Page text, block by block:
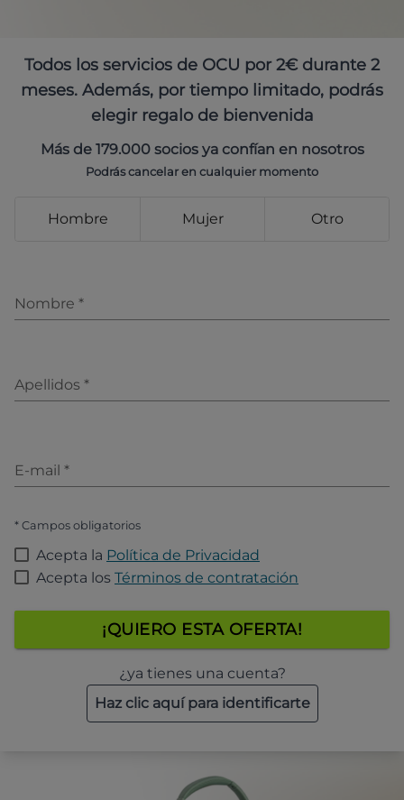
Todos los servicios de OCU por 2€ durante 2
meses. Además, por tiempo limitado, podrás
elegir regalo de bienvenida
Más de 179.000 socios ya confían en nosotros
Podrás cancelar en cualquier momento
Hombre Mujer Otro
Nombre *
Apellidos *
E-mail *
* Campos obligatorios
Acepta la Política de Privacidad
Acepta los Términos de contratación
¡QUIERO ESTA OFERTA!
¿ya tienes una cuenta?
Haz clic aquí para identificarte